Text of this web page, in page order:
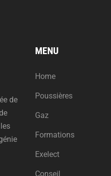
de
MENU
Home
Poussières
Gaz
Formations
Exelect
Conseil